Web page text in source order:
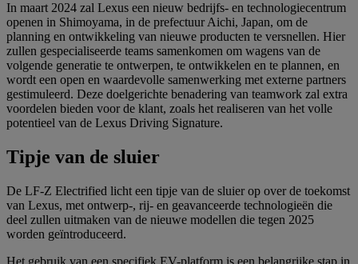
In maart 2024 zal Lexus een nieuw bedrijfs- en technologiecentrum
openen in Shimoyama, in de prefectuur Aichi, Japan, om de
planning en ontwikkeling van nieuwe producten te versnellen. Hier
zullen gespecialiseerde teams samenkomen om wagens van de
volgende generatie te ontwerpen, te ontwikkelen en te plannen, en
wordt een open en waardevolle samenwerking met externe partners
gestimuleerd. Deze doelgerichte benadering van teamwork zal extra
voordelen bieden voor de klant, zoals het realiseren van het volle
potentieel van de Lexus Driving Signature.
Tipje van de sluier
De LF-Z Electrified licht een tipje van de sluier op over de toekomst
van Lexus, met ontwerp-, rij- en geavanceerde technologieën die
deel zullen uitmaken van de nieuwe modellen die tegen 2025
worden geïntroduceerd.